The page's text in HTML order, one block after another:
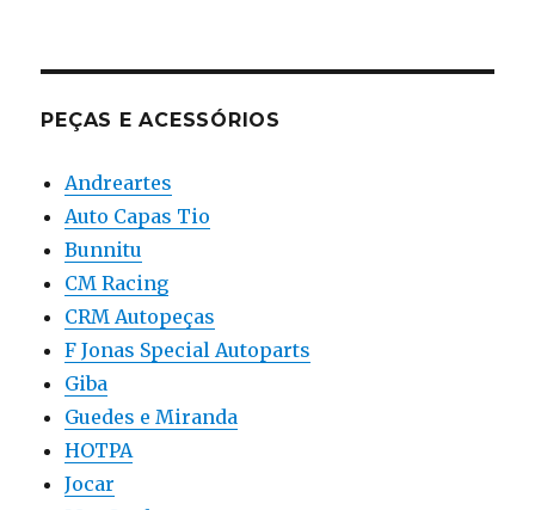
PEÇAS E ACESSÓRIOS
Andreartes
Auto Capas Tio
Bunnitu
CM Racing
CRM Autopeças
F Jonas Special Autoparts
Giba
Guedes e Miranda
HOTPA
Jocar